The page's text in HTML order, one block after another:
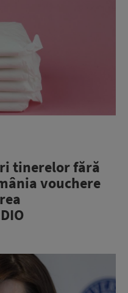
tinerelor fără
vouchere